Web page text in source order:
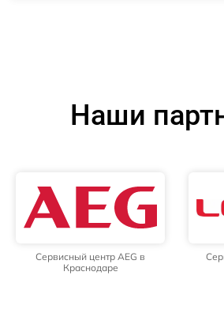
Наши
Сервисный центр AEG в
Краснодаре